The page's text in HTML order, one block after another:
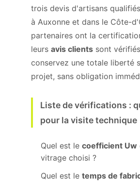
trois devis d'artisans
à Auxonne et dans le Côte-
partenaires ont la
leurs avis clients sont
conservez une totale liberté
projet, sans obligation
Liste de vérifications :
pour la visite technique
Quel est le coefficient Uw
vitrage choisi ?
Quel est le temps de